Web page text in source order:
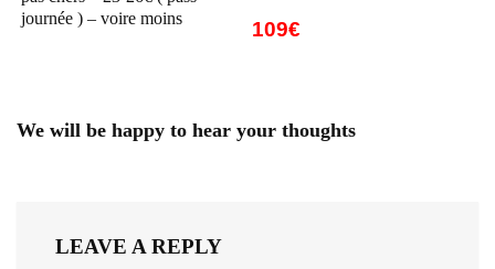
journée ) – voire moins
109€
We will be happy to hear your thoughts
LEAVE A REPLY